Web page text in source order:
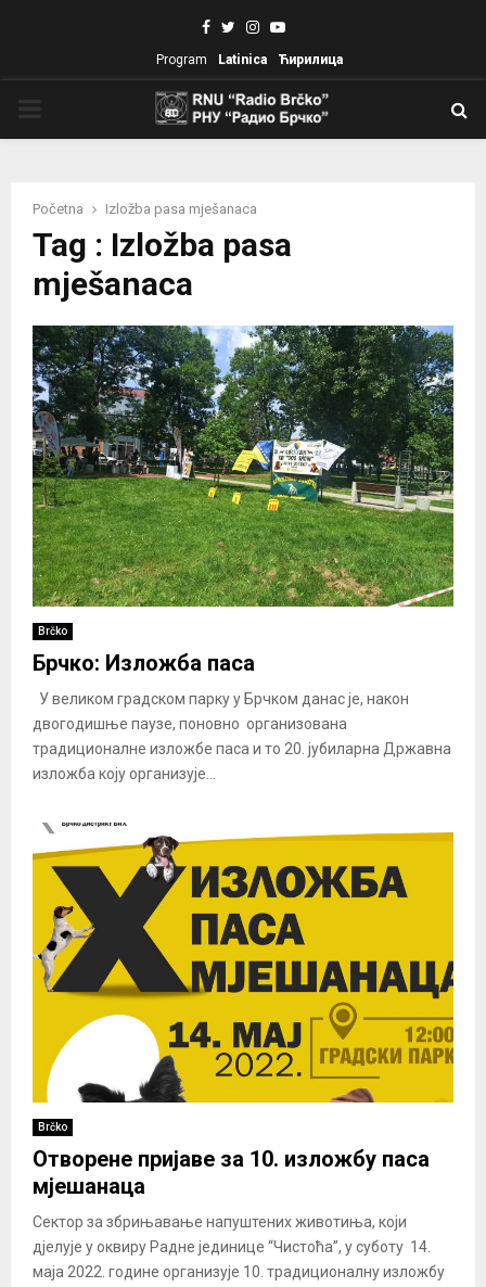
Facebook
TwitterInstagram
Youtube
Program Latinica Ћирилица
Početna Izložba pasa mješanaca
Tag : Izložba pasa
mješanaca
Brčko
Брчко: Изложба паса
У великом градском парку у Брчком данас jе, након
двогодишње паузе, поновно организованa
традиционалне изложбе паса и то 20. јубиларна Државна
изложба коју организује...
Brčko
Отворене пријаве за 10. изложбу паса
мјешанаца
Сектор за збрињавање напуштених животиња, који
дјелује у оквиру Радне јединице “Чистоћа”, у суботу 14.
маја 2022. године организује 10. традиционалну изложбу